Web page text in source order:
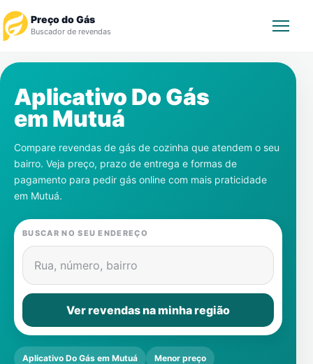
Preço do Gás
Buscador de revendas
Revendedor
Notícias
Cadastre-se
Gás
Contatos
Aplicativo Do Gás
em Mutuá
Compare revendas de gás de cozinha que atendem o seu
bairro. Veja preço, prazo de entrega e formas de
pagamento para pedir gás online com mais praticidade
em Mutuá.
BUSCAR NO SEU ENDEREÇO
Rua, número, bairro
Ver revendas na minha região
Aplicativo Do Gás em Mutuá Menor preço